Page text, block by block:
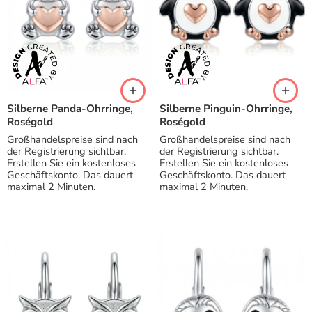
Silberne Panda-Ohrringe,
Roségold
Großhandelspreise sind nach
der Registrierung sichtbar.
Erstellen Sie ein kostenloses
Geschäftskonto. Das dauert
maximal 2 Minuten.
Silberne Pinguin-Ohrringe,
Roségold
Großhandelspreise sind nach
der Registrierung sichtbar.
Erstellen Sie ein kostenloses
Geschäftskonto. Das dauert
maximal 2 Minuten.